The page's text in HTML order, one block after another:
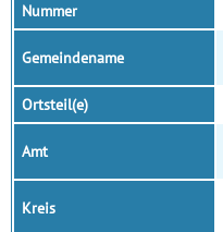
Nummer
Gemeindename
Ortsteil(e)
Amt
Kreis